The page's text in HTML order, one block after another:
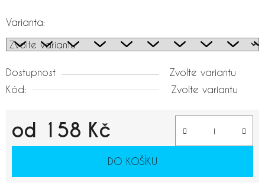
Varianta:
Dostupnost
Zvolte variantu
Kód:
Zvolte variantu
od 158 Kč
Měrná cena:
DO KOŠÍKU